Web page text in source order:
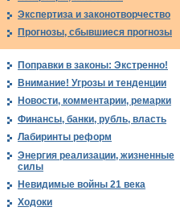
Экспертиза и законотворчество
Прогнозы, сбывшиеся прогнозы
Поправки в законы: Экстренно!
Внимание! Угрозы и тенденции
Новости, комментарии, ремарки
Финансы, банки, рубль, власть
Лабиринты реформ
Энергия реализации, жизненные
силы
Невидимые войны 21 века
Ходоки